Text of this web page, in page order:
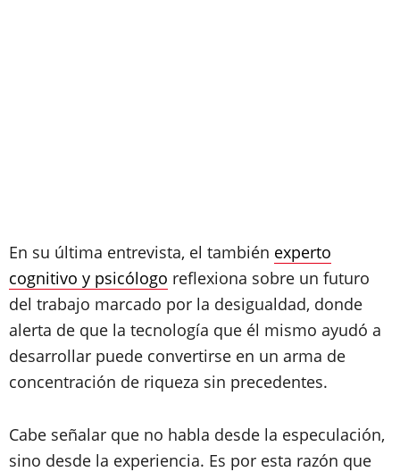
En su última entrevista, el también experto
cognitivo y psicólogo reflexiona sobre un futuro
del trabajo marcado por la desigualdad, donde
alerta de que la tecnología que él mismo ayudó a
desarrollar puede convertirse en un arma de
concentración de riqueza sin precedentes.
Cabe señalar que no habla desde la especulación,
sino desde la experiencia. Es por esta razón que